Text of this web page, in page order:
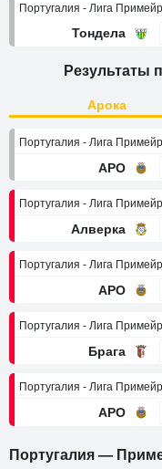
Португалия - Лига
Тондела
Результаты
Арока
Португалия - Лига
АРО
Португалия - Лига
Алверка
Португалия - Лига
АРО
Португалия - Лига
Брага
Португалия - Лига
АРО
Португалия —